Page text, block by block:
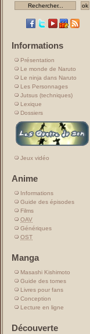
Informations
Présentation
Le monde de Naruto
Le ninja dans Naruto
Les Personnages
Jutsus (techniques)
Lexique
Dossiers
Jeux vidéo
Anime
Informations
Guide des épisodes
Films
OAV
Génériques
OST
Manga
Masashi Kishimoto
Guide des tomes
Livres pour fans
Conception
Lecture en ligne
Découverte